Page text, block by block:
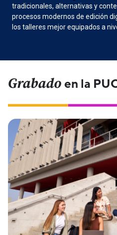
tradicionales, alternativas y
procesos modernos de edición
los talleres mejor equipados a
Grabadoen la